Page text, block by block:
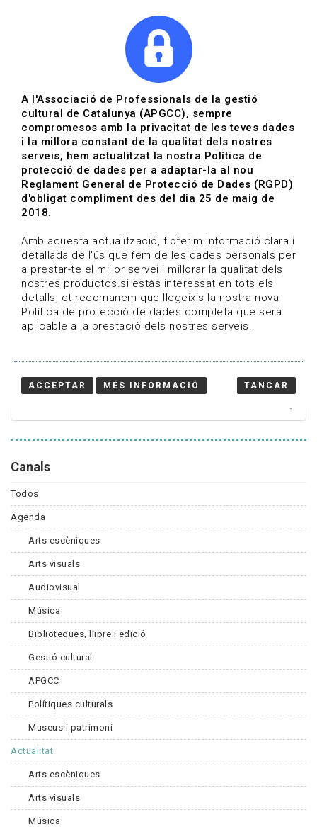
Actualitza't
Vols estar al dia?
HOME / BLOG
Estigues al dia
Convocatòries, activitats i notícies del sector de la
cultura.
Canals
Todos
Agenda
Arts escèniques
Arts visuals
Audiovisual
Música
Biblioteques, llibre i edició
Gestió cultural
APGCC
Polítiques culturals
Museus i patrimoni
Actualitat
Arts escèniques
Arts visuals
Música
A l'Associació de Professionals de la gestió
cultural de Catalunya (APGCC), sempre
compromesos amb la privacitat de les teves dades
i la millora constant de la qualitat dels nostres
serveis, hem actualitzat la nostra Política de
protecció de dades per a adaptar-la al nou
Reglament General de Protecció de Dades (RGPD)
d'obligat compliment des del dia 25 de maig de
2018.
Amb aquesta actualització, t'oferim informació clara i
detallada de l'ús que fem de les dades personals per
a prestar-te el millor servei i millorar la qualitat dels
nostres productos.si estàs interessat en tots els
detalls, et recomanem que llegeixis la nostra nova
Política de protecció de dades completa que serà
aplicable a la prestació dels nostres serveis.
ACCEPTAR MÉS INFORMACIÓ TANCAR